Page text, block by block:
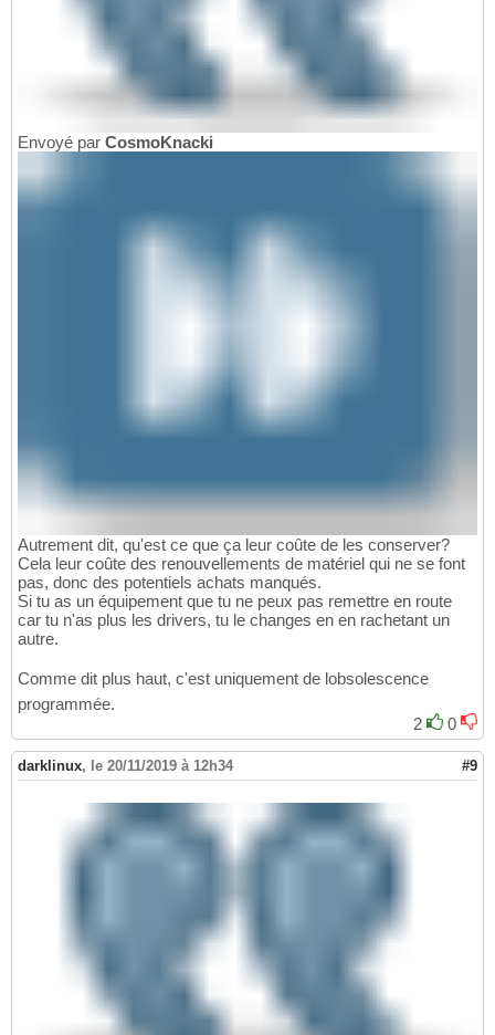
Envoyé par CosmoKnacki
Autrement dit, qu'est ce que ça leur coûte de les conserver?
Cela leur coûte des renouvellements de matériel qui ne se font
pas, donc des potentiels achats manqués.
Si tu as un équipement que tu ne peux pas remettre en route
car tu n'as plus les drivers, tu le changes en en rachetant un
autre.
Comme dit plus haut, c'est uniquement de lobsolescence
programmée.
2
0
darklinux, le 20/11/2019 à 12h34 #9